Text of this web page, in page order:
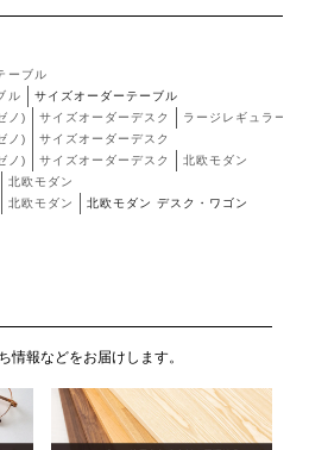
ーブル
ル
サイズオーダーテーブル
ノ) サイズオーダーデスク
ラージレギュラー
ノ)
サイズオーダーデスク
ノ) サイズオーダーデスク
北欧モダン
北欧モダン
北欧モダン
北欧モダン デスク・ワゴン